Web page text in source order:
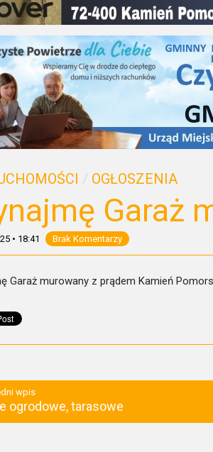
/ OGŁOSZENIA
Garaż
• 18:41 Brak Komentarzy
Garaż murowany z prądem Kamień
wpis
ogrodowe, tarasowe